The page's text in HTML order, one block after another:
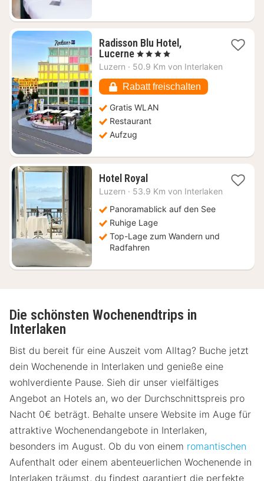
Radisson Blu Hotel,
Lucerne2
Nächte
303,57
€
, 4 Sterne
Luzern · 50.9 Km von Interlaken
Rabatt freischalten
Gratis WLAN
Restaurant
Aufzug
Hotel Royal2
Nächte
275,68
€
Luzern · 53.9 Km von Interlaken
Panoramablick auf den See
Ruhige Lage
Top-Lage zum Wandern und
Radfahren
Die schönsten Wochenendtrips in
Interlaken
Bist du bereit für eine Auszeit vom Alltag? Buche jetzt
dein Wochenende in Interlaken und genieße eine
wohlverdiente Pause. Sieh dir unser vielfältiges
Angebot an Hotels an, wo der Durchschnittspreis pro
Nacht 0€ beträgt. Behalte unsere Website im Auge für
attraktive Wochenendangebote in Interlaken,
besonders im August. Ob du von einem romantischen
Aufenthalt oder einem abenteuerlichen Wochenende in
Interlaken träumst, du findest garantiert die perfekte